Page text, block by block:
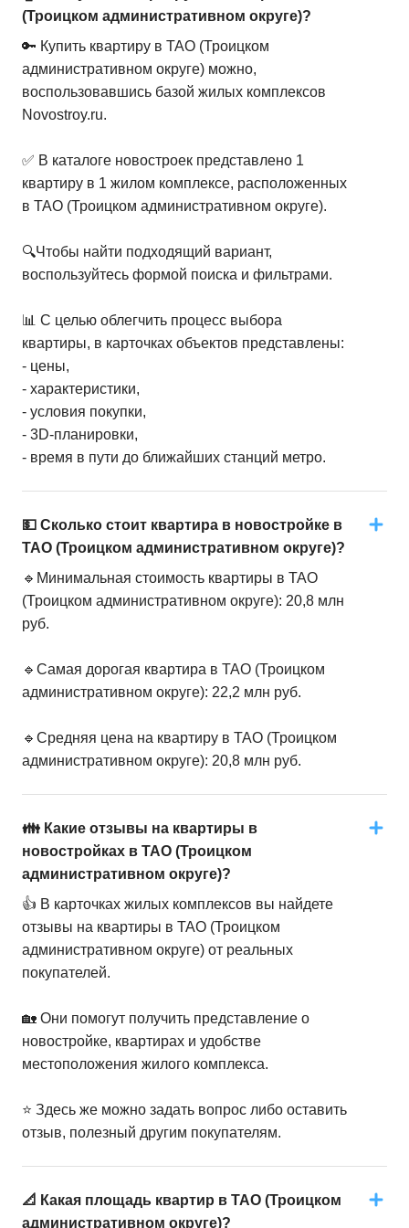
3-комн. кв.
4-комн. кв.
(Троицком административном округе)?
🔑 Купить квартиру в ТАО (Троицком
административном округе) можно,
воспользовавшись базой жилых комплексов
Novostroy.ru.
✅ В каталоге новостроек представлено 1
квартиру в 1 жилом комплексе, расположенных
в ТАО (Троицком административном округе).
🔍Чтобы найти подходящий вариант,
воспользуйтесь формой поиска и фильтрами.
📊 С целью облегчить процесс выбора
квартиры, в карточках объектов представлены:
- цены,
- характеристики,
- условия покупки,
- 3D-планировки,
- время в пути до ближайших станций метро.
💵 Сколько стоит квартира в новостройке в
ТАО (Троицком административном округе)?
🔹Минимальная стоимость квартиры в ТАО
(Троицком административном округе): 20,8 млн
руб.
🔹Самая дорогая квартира в ТАО (Троицком
административном округе): 22,2 млн руб.
🔹Средняя цена на квартиру в ТАО (Троицком
административном округе): 20,8 млн руб.
👪 Какие отзывы на квартиры в
новостройках в ТАО (Троицком
административном округе)?
👍 В карточках жилых комплексов вы найдете
отзывы на квартиры в ТАО (Троицком
административном округе) от реальных
покупателей.
🏡 Они помогут получить представление о
новостройке, квартирах и удобстве
местоположения жилого комплекса.
⭐️ Здесь же можно задать вопрос либо оставить
отзыв, полезный другим покупателям.
📐 Какая площадь квартир в ТАО (Троицком
административном округе)?